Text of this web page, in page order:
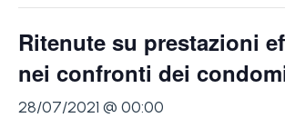
Ritenute su prestazioni
nei confronti dei
28/07/2021 @ 00:00